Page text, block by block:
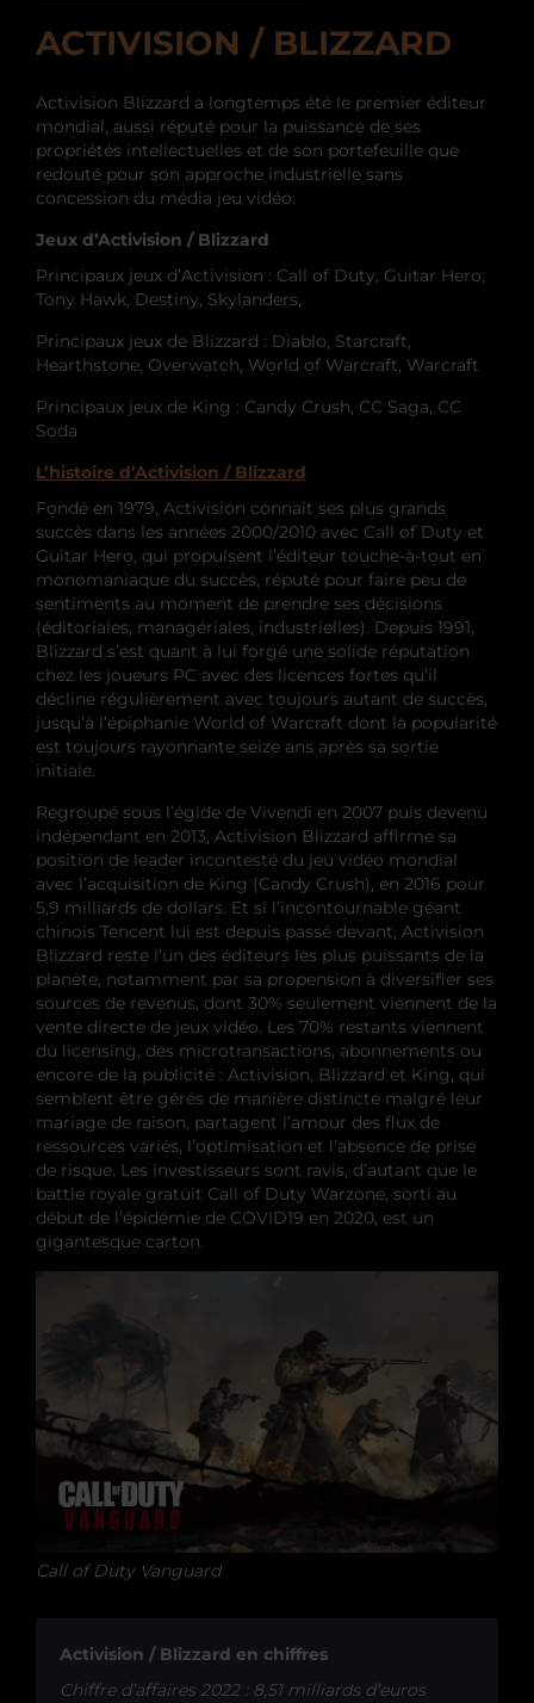
ACTIVISION / BLIZZARD
Activision Blizzard a longtemps été le premier éditeur
mondial, aussi réputé pour la puissance de ses
propriétés intellectuelles et de son portefeuille que
redouté pour son approche industrielle sans
concession du média jeu vidéo.
Jeux d’Activision / Blizzard
Principaux jeux d’Activision : Call of Duty, Guitar Hero,
Tony Hawk, Destiny, Skylanders,
Principaux jeux de Blizzard : Diablo, Starcraft,
Hearthstone, Overwatch, World of Warcraft, Warcraft
Principaux jeux de King : Candy Crush, CC Saga, CC
Soda
L’histoire d’Activision / Blizzard
Fondé en 1979, Activision connaît ses plus grands
succès dans les années 2000/2010 avec Call of Duty et
Guitar Hero, qui propulsent l’éditeur touche-à-tout en
monomaniaque du succès, réputé pour faire peu de
sentiments au moment de prendre ses décisions
(éditoriales, managériales, industrielles). Depuis 1991,
Blizzard s’est quant à lui forgé une solide réputation
chez les joueurs PC avec des licences fortes qu’il
décline régulièrement avec toujours autant de succès,
jusqu’à l’épiphanie World of Warcraft dont la popularité
est toujours rayonnante seize ans après sa sortie
initiale.
Regroupé sous l’égide de Vivendi en 2007 puis devenu
indépendant en 2013, Activision Blizzard affirme sa
position de leader incontesté du jeu vidéo mondial
avec l’acquisition de King (Candy Crush), en 2016 pour
5,9 milliards de dollars. Et si l’incontournable géant
chinois Tencent lui est depuis passé devant, Activision
Blizzard reste l’un des éditeurs les plus puissants de la
planète, notamment par sa propension à diversifier ses
sources de revenus, dont 30% seulement viennent de la
vente directe de jeux vidéo. Les 70% restants viennent
du licensing, des microtransactions, abonnements ou
encore de la publicité : Activision, Blizzard et King, qui
semblent être gérés de manière distincte malgré leur
mariage de raison, partagent l’amour des flux de
ressources variés, l’optimisation et l’absence de prise
de risque. Les investisseurs sont ravis, d’autant que le
battle royale gratuit Call of Duty Warzone, sorti au
début de l’épidémie de COVID19 en 2020, est un
gigantesque carton.
Call of Duty Vanguard
Activision / Blizzard en chiffres
Chiffre d’affaires 2022 : 8,51 milliards d’euros